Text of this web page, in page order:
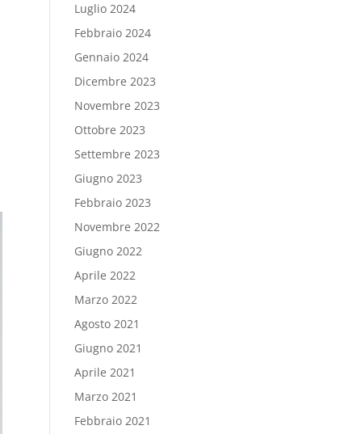
Luglio 2024
Febbraio 2024
Gennaio 2024
Dicembre 2023
Novembre 2023
Ottobre 2023
Settembre 2023
Giugno 2023
Febbraio 2023
Novembre 2022
Giugno 2022
Aprile 2022
Marzo 2022
Agosto 2021
Giugno 2021
Aprile 2021
Marzo 2021
Febbraio 2021